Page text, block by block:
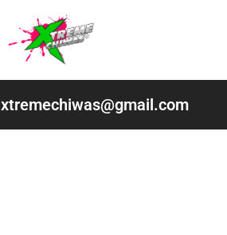
contenido
xtremechiwas@gmail.com